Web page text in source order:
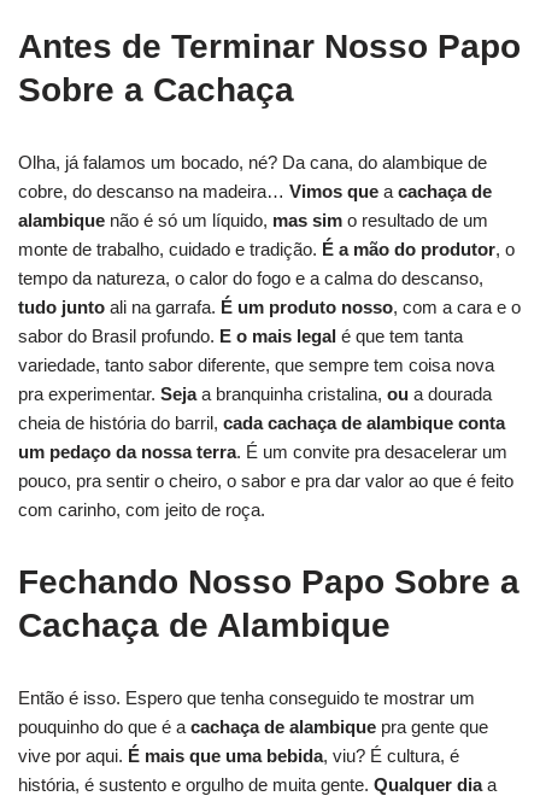
Antes de Terminar Nosso Papo
Sobre a Cachaça
Olha, já falamos um bocado, né? Da cana, do alambique de
cobre, do descanso na madeira… Vimos que a cachaça de
alambique não é só um líquido, mas sim o resultado de um
monte de trabalho, cuidado e tradição. É a mão do produtor, o
tempo da natureza, o calor do fogo e a calma do descanso,
tudo junto ali na garrafa. É um produto nosso, com a cara e o
sabor do Brasil profundo. E o mais legal é que tem tanta
variedade, tanto sabor diferente, que sempre tem coisa nova
pra experimentar. Sejaa branquinha cristalina, ou a dourada
cheia de história do barril, cadacachaça de alambique conta
um pedaço da nossa terra. É um convite pra desacelerar um
pouco, pra sentir o cheiro, o sabor e pra dar valor ao que é feito
com carinho, com jeito de roça.
Fechando Nosso Papo Sobre a
Cachaça de Alambique
Então é isso. Espero que tenha conseguido te mostrar um
pouquinho do que é a cachaça de alambique pra gente que
vive por aqui. É mais que uma bebida, viu? É cultura, é
história, é sustento e orgulho de muita gente. Qualquer diaa